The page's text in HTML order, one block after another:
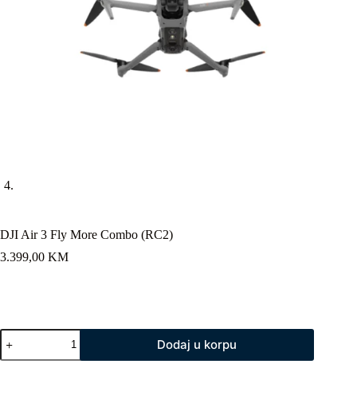
DJI Air 3 Fly More Combo (RC2)
3.399,00 KM
DJI
Air
3
Dodaj u korpu